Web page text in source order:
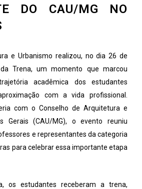
DO CAU/MG NO
e Urbanismo realizou, no dia 26 de
Trena, um momento que marcou
acadêmica dos estudantes
com a vida profissional.
com o Conselho de Arquitetura e
Gerais (CAU/MG), o evento reuniu
e representantes da categoria
para celebrar essa importante etapa
os estudantes receberam a trena,